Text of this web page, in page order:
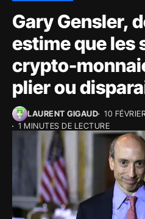
Gary Gensler,
estime que les
crypto-
plier ou
LAURENT GIGAUD
10
1 MINUTES DE LECTURE